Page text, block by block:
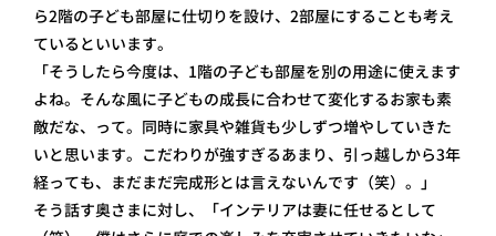
ら2階の子ども部屋に仕切りを設け、2部屋にすることも考え
ているといいます。
「そうしたら今度は、1階の子ども部屋を別の用途に使えます
よね。そんな風に子どもの成長に合わせて変化するお家も素
敵だな、って。同時に家具や雑貨も少しずつ増やしていきた
いと思います。こだわりが強すぎるあまり、引っ越しから3年
経っても、まだまだ完成形とは言えないんです（笑）。」
そう話す奥さまに対し、「インテリアは妻に任せるとして